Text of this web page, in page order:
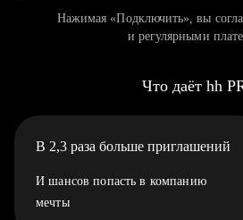
Нажимая «Подключить», вы
и регулярными
Что даёт hh
В 2,3 раза больше приглашений
И шансов попасть в компанию
мечты